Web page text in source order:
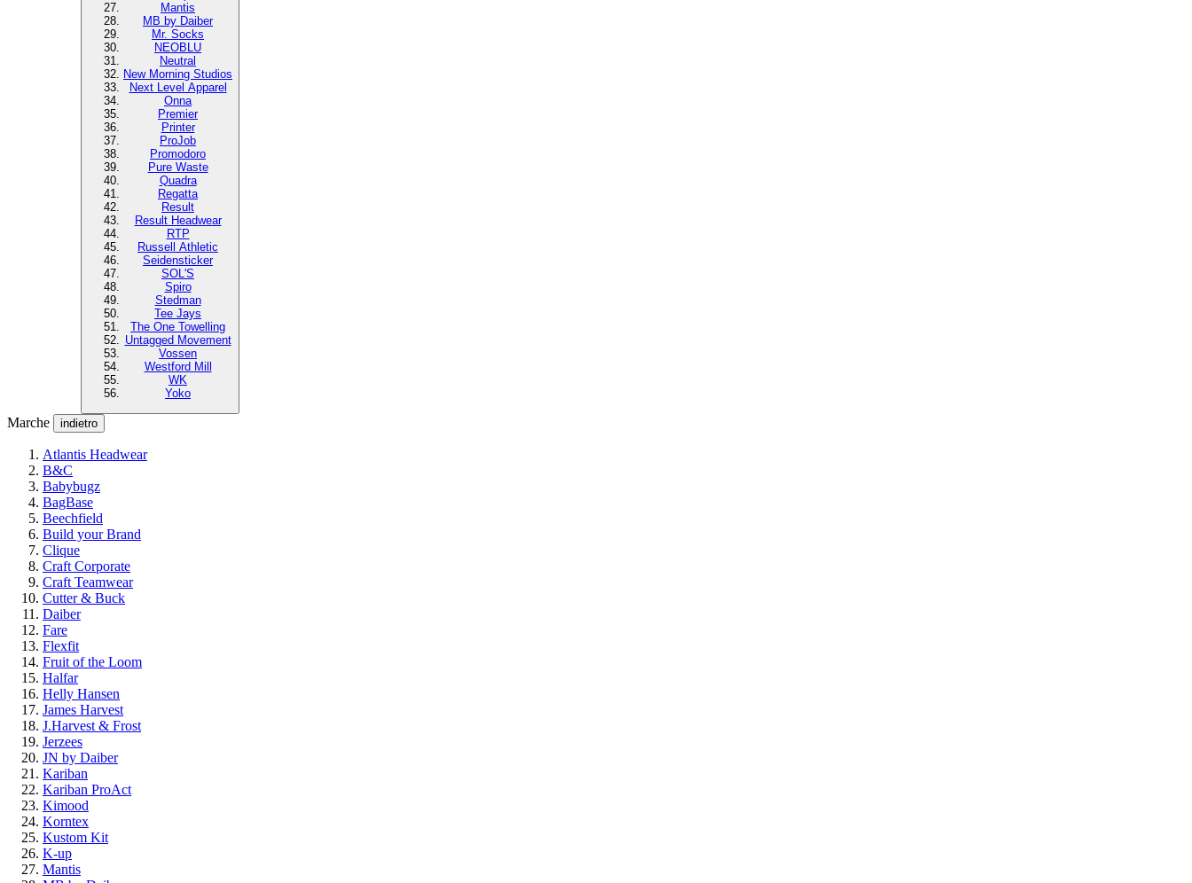
Mantis
MB by Daiber
Mr. Socks
NEOBLU
Neutral
New Morning Studios
Next Level Apparel
Onna
Premier
Printer
ProJob
Promodoro
Pure Waste
Quadra
Regatta
Result
Result Headwear
RTP
Russell Athletic
Seidensticker
SOL'S
Spiro
Stedman
Tee Jays
The One Towelling
Untagged Movement
Vossen
Westford Mill
WK
Yoko
Marche indietro
Atlantis Headwear
B&C
Babybugz
BagBase
Beechfield
Build your Brand
Clique
Craft Corporate
Craft Teamwear
Cutter & Buck
Daiber
Fare
Flexfit
Fruit of the Loom
Halfar
Helly Hansen
James Harvest
J.Harvest & Frost
Jerzees
JN by Daiber
Kariban
Kariban ProAct
Kimood
Korntex
Kustom Kit
K-up
Mantis